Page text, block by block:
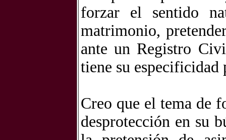
forzar el sentido
matrimonio,
ante un Registro
tiene su especificidad
Creo que el tema de
desprotección en su